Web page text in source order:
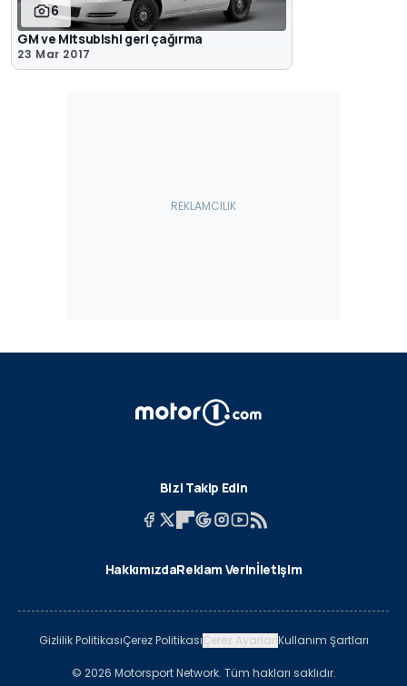
6
GM ve Mitsubishi geri çağırma
23 Mar 2017
Bizi Takip Edin
HakkımızdaReklam Verinİletişim
Gizlilik PolitikasıÇerez PolitikasıÇerez AyarlarıKullanım Şartları
© 2026 Motorsport Network. Tüm hakları saklıdır.